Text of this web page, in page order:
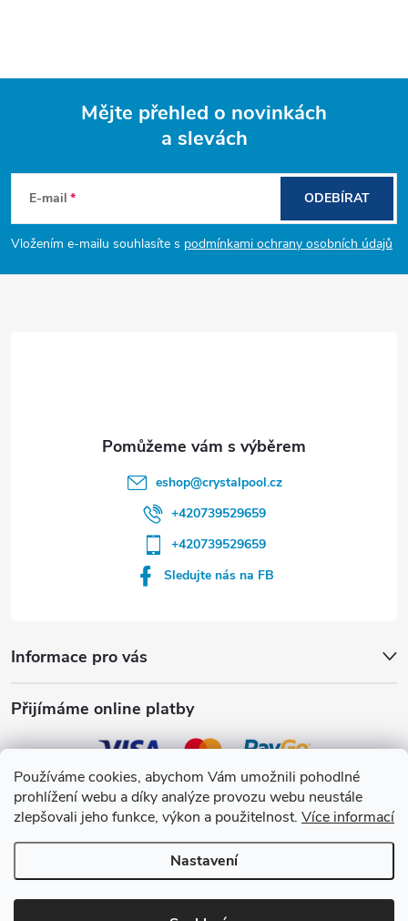
Používáme cookies, abychom Vám umožnili pohodlné
prohlížení webu a díky analýze provozu webu neustále
zlepšovali jeho funkce, výkon a použitelnost. Více informací
Nastavení
p
Mějte přehled o novinkách
a slevách
E-mail
Vložením e-mailu souhlasíte s podmínkami ochrany osobních údajů
ODEBÍRAT
Informace pro vás
Přijímáme online platby
eshop@crystalpool.cz
+420739529659
+420739529659
Sledujte nás na FB
Crystalpool s.r.o.
Copyright 2026Crystalpool e-shop. Všechna práva vyhrazena.Upravit
nastavení cookies